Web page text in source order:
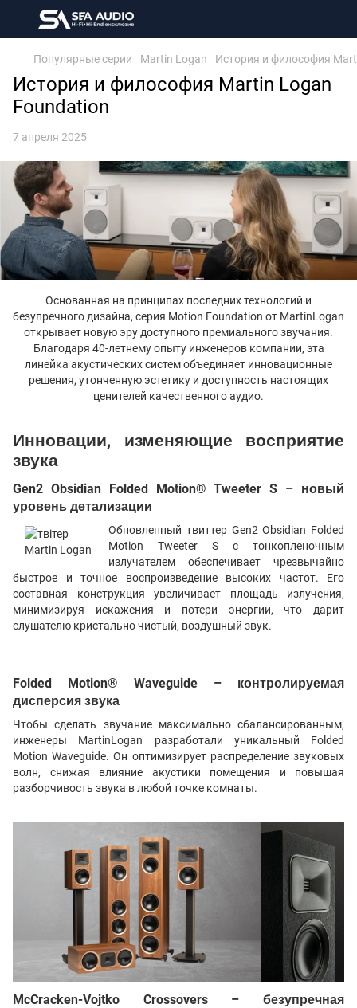
Популярные серии Martin Logan История и философия
История и философия Martin Logan
Foundation
7 апреля 2025
Основанная на принципах последних технологий и
безупречного дизайна, серия Motion Foundation от MartinLogan
открывает новую эру доступного премиального звучания.
Благодаря 40-летнему опыту инженеров компании, эта
линейка акустических систем объединяет инновационные
решения, утонченную эстетику и доступность настоящих
ценителей качественного аудио.
Инновации, изменяющие восприятие
звука
Gen2 Obsidian Folded Motion® Tweeter S – новый
уровень детализации
Обновленный твиттер Gen2 Obsidian Folded
Motion Tweeter S с тонкопленочным
излучателем обеспечивает чрезвычайно
быстрое и точное воспроизведение высоких частот. Его
составная конструкция увеличивает площадь излучения,
минимизируя искажения и потери энергии, что дарит
слушателю кристально чистый, воздушный звук.
Folded Motion® Waveguide – контролируемая
дисперсия звука
Чтобы сделать звучание максимально сбалансированным,
инженеры MartinLogan разработали уникальный Folded
Motion Waveguide. Он оптимизирует распределение звуковых
волн, снижая влияние акустики помещения и повышая
разборчивость звука в любой точке комнаты.
McCracken-Vojtko Crossovers – безупречная